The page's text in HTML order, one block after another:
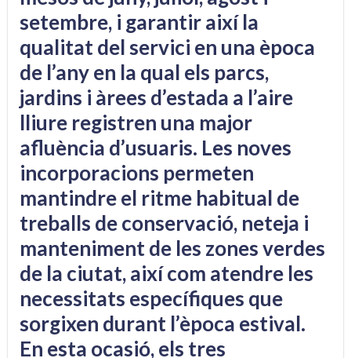
setembre, i garantir així la
qualitat del servici en una època
de l’any en la qual els parcs,
jardins i àrees d’estada a l’aire
lliure registren una major
afluència d’usuaris. Les noves
incorporacions permeten
mantindre el ritme habitual de
treballs de conservació, neteja i
manteniment de les zones verdes
de la ciutat, així com atendre les
necessitats específiques que
sorgixen durant l’època estival.
En esta ocasió, els tres